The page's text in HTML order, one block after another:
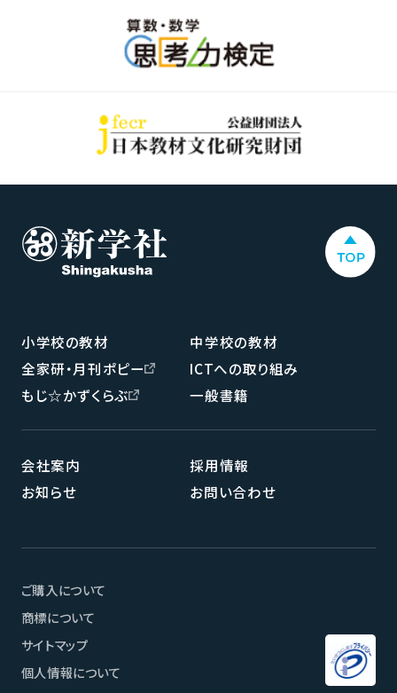
ページメニュー
小学校の教材
中学校の教材
全家研・月刊ポピー
ICTへの取り組み
もじ☆かずくらぶ
一般書籍
会社案内
採用情報
お知らせ
お問い合わせ
ご購入について
商標について
サイトマップ
個人情報について